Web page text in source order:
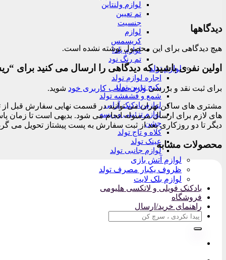
لوازم ولنتاین
تم تعیین
جنسیت
لوازم
کریسمس
لوازم یلدا
تم رنگ نود
لوازم تولد
اجاره لوازم تولد
پکیج تزیین تولد
شمع و فشفشه تولد
لوازم بادکنک آرایی
لوازم تزئینی و ریسه
جشن
کلاه و تاج تولد
عینک تولد
لوازم جانبی تولد
لوازم آتش بازی
ظروف یکبار مصرف تولد
لوازم بلک لایت
بادکنک فویلی و لاتکسی هلیومی
فروشگاه
راهنمای خرید/ارسال
جستجو
دیدگاهها
هیچ دیدگاهی برای این محصول نوشته نشده است.
اولین نفری باشید که دیدگاهی را ارسال می کنید برای
برای ثبت نقد و بررسیوارد حساب کاربری خود شوید.
دیگر تا دو روزکاری بعد از ثبت سفارش به پست پیشتاز تحویل می
محصولات مشابه